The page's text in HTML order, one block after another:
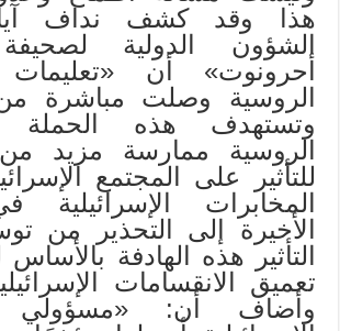
هذا وقد كشف نداف
الشؤون الدولية
أحرونوت» أن «تعليمات
الروسية وصلت مباشرة من
وتستهدف هذه الحملة
الروسية ممارسة مزيد من
للتأثير على المجتمع
المخابرات الإسرائيلية
الأخيرة إلى التحذير من
التأثير هذه الهادفة
تعميق الانقسامات
وأضاف أن: «مسؤولي